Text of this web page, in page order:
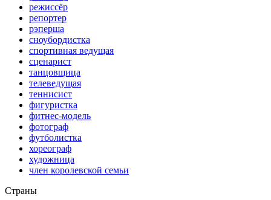
режиссёр
репортер
рэперша
сноубордистка
спортивная ведущая
сценарист
танцовщица
телеведущая
теннисист
фигуристка
фитнес-модель
фотограф
футболистка
хореограф
художница
член королевской семьи
Страны